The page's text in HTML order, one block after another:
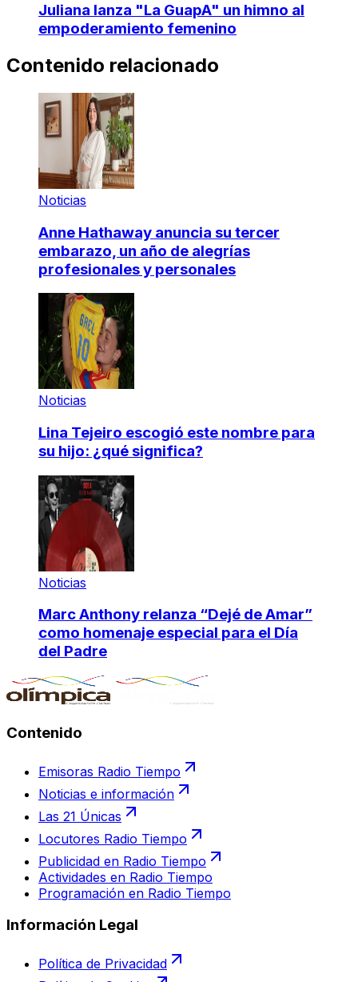
Juliana lanza "La GuapA" un himno al
empoderamiento femenino
Contenido relacionado
Noticias
Anne Hathaway anuncia su tercer
embarazo, un año de alegrías
profesionales y personales
Noticias
Lina Tejeiro escogió este nombre para
su hijo: ¿qué significa?
Noticias
Marc Anthony relanza “Dejé de Amar”
como homenaje especial para el Día
del Padre
Contenido
Emisoras Radio Tiempo
Noticias e información
Las 21 Únicas
Locutores Radio Tiempo
Publicidad en Radio Tiempo
Actividades en Radio Tiempo
Programación en Radio Tiempo
Información Legal
Política de Privacidad